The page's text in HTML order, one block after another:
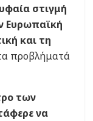
στιγμή
Ευρωπαϊκή
και τη
προβλήματά
των
να